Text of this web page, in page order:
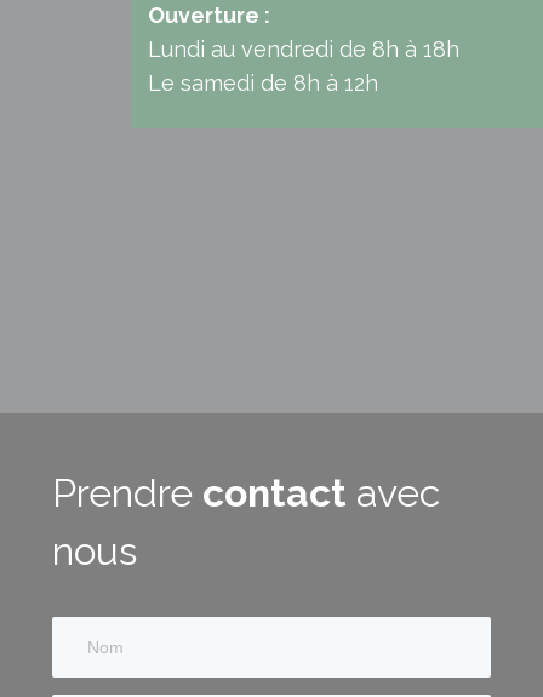
Ouverture :
Lundi au vendredi de 8h à 18h
Le samedi de 8h à 12h
Prendre contact avec
nous